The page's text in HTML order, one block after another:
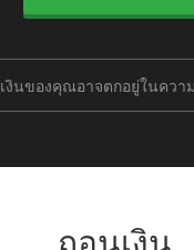
เงินของคุณอาจตกอยู่ในควา